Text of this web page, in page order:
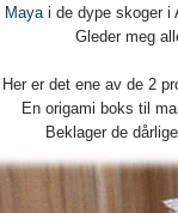
Mayai de dype skoger i
Gleder meg
Her er det ene av de 2
En origami boks til
Beklager de